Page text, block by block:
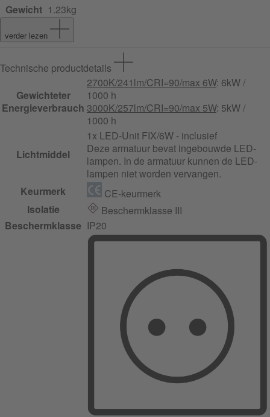
Gewicht 1.23kg
verder lezen
Technische productdetails
Gewichteter
Energieverbrauch
2700K/241lm/CRI=90/max 6W: 6kW /
1000 h
3000K/257lm/CRI=90/max 5W: 5kW /
1000 h
Lichtmiddel
1x LED-Unit FIX/6W - inclusief
Deze armatuur bevat ingebouwde LED-
lampen. In de armatuur kunnen de LED-
lampen niet worden vervangen.
Keurmerk
CE-keurmerk
Isolatie
Beschermklasse III
Beschermklasse IP20